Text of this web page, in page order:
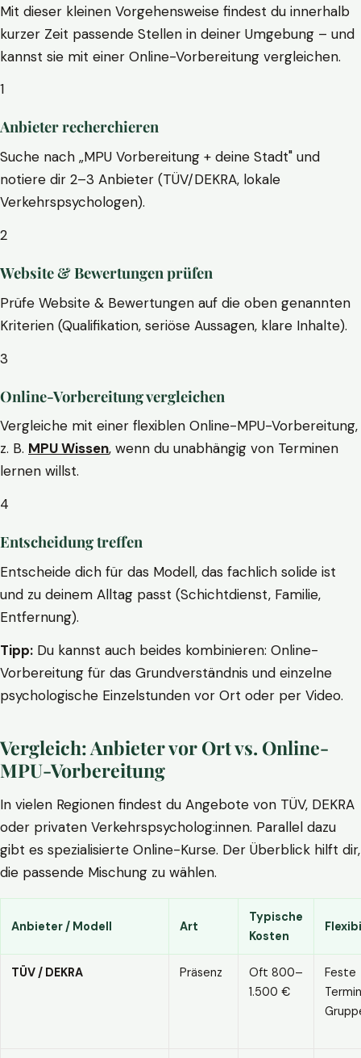
Mit dieser kleinen Vorgehensweise findest du innerhalb
kurzer Zeit passende Stellen in deiner Umgebung – und
kannst sie mit einer Online-Vorbereitung vergleichen.
1
Anbieter recherchieren
Suche nach „MPU Vorbereitung + deine Stadt" und
notiere dir 2–3 Anbieter (TÜV/DEKRA, lokale
Verkehrspsychologen).
2
Website & Bewertungen prüfen
Prüfe Website & Bewertungen auf die oben genannten
Kriterien (Qualifikation, seriöse Aussagen, klare Inhalte).
3
Online-Vorbereitung vergleichen
Vergleiche mit einer flexiblen Online-MPU-Vorbereitung,
z. B. MPU Wissen, wenn du unabhängig von Terminen
lernen willst.
4
Entscheidung treffen
Entscheide dich für das Modell, das fachlich solide ist
und zu deinem Alltag passt (Schichtdienst, Familie,
Entfernung).
Tipp: Du kannst auch beides kombinieren: Online-
Vorbereitung für das Grundverständnis und einzelne
psychologische Einzelstunden vor Ort oder per Video.
Vergleich: Anbieter vor Ort vs. Online-
MPU-Vorbereitung
In vielen Regionen findest du Angebote von TÜV, DEKRA
oder privaten Verkehrspsycholog:innen. Parallel dazu
gibt es spezialisierte Online-Kurse. Der Überblick hilft dir,
die passende Mischung zu wählen.
Anbieter / Modell Art
Typische
Kosten
TÜV / DEKRA Präsenz
Oft 800–
1.500 €
Feste